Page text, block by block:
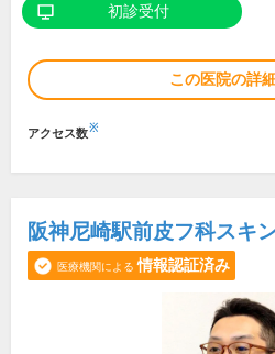
初診受付
この医院の詳
アクセス数※
阪神尼崎駅前皮フ科スキ
医療機関による 情報認証済み